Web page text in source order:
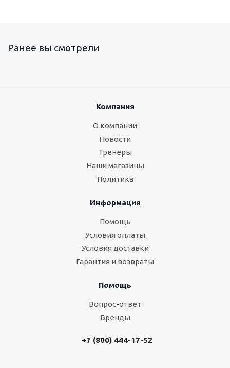
Ранее вы смотрели
Компания
О компании
Новости
Тренеры
Наши магазины
Политика
Информация
Помощь
Условия оплаты
Условия доставки
Гарантия и возвраты
Помощь
Вопрос-ответ
Бренды
+7 (800) 444-17-52